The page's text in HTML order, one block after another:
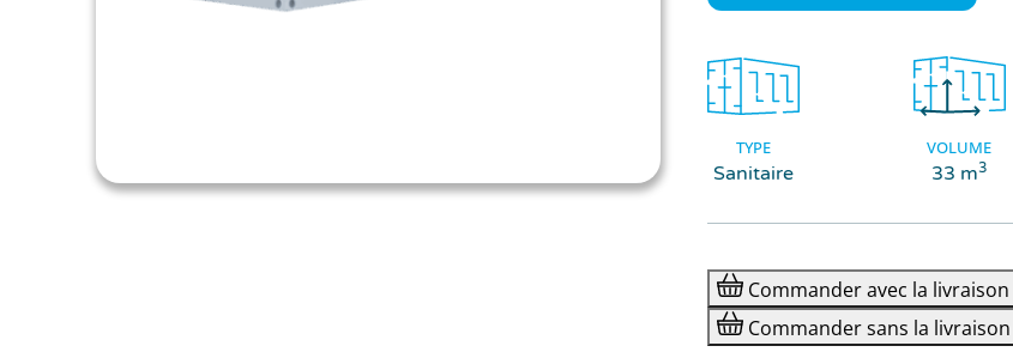
TYPE
Sanitaire
VOLUME
33 m3
Commander avec la livraison
Commander sans la livraison